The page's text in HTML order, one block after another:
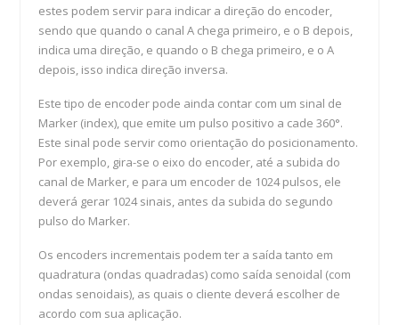
estes podem servir para indicar a direção do encoder,
sendo que quando o canal A chega primeiro, e o B depois,
indica uma direção, e quando o B chega primeiro, e o A
depois, isso indica direção inversa.
Este tipo de encoder pode ainda contar com um sinal de
Marker (index), que emite um pulso positivo a cade 360°.
Este sinal pode servir como orientação do posicionamento.
Por exemplo, gira-se o eixo do encoder, até a subida do
canal de Marker, e para um encoder de 1024 pulsos, ele
deverá gerar 1024 sinais, antes da subida do segundo
pulso do Marker.
Os encoders incrementais podem ter a saída tanto em
quadratura (ondas quadradas) como saída senoidal (com
ondas senoidais), as quais o cliente deverá escolher de
acordo com sua aplicação.